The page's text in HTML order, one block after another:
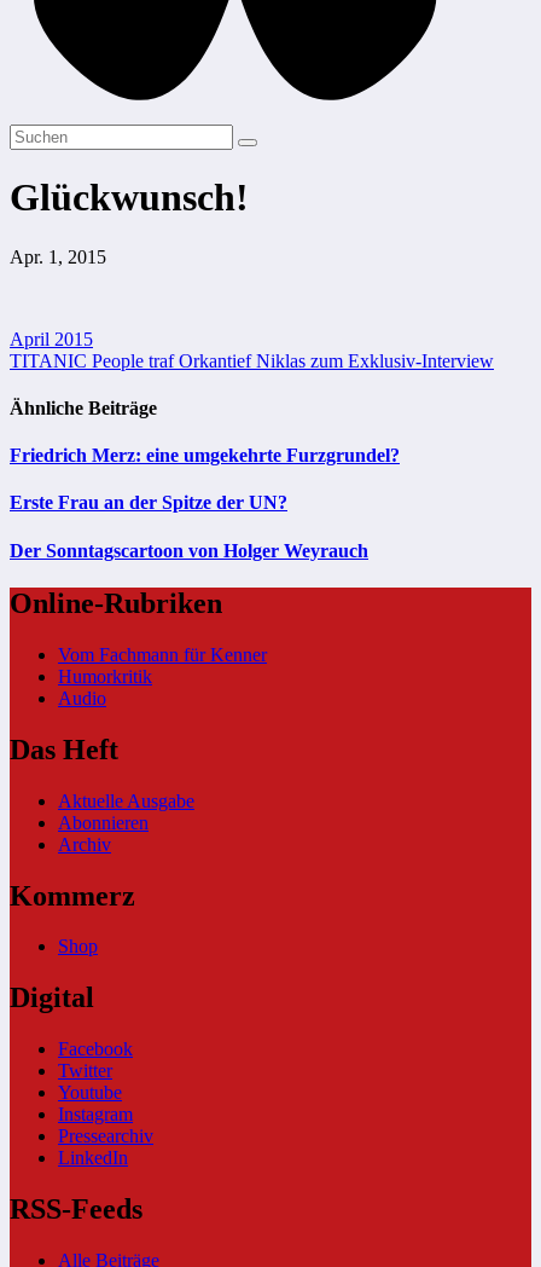
Glückwunsch!
Apr. 1, 2015
Beitragsnavigation
April 2015
TITANIC People traf Orkantief Niklas zum Exklusiv-Interview
Ähnliche Beiträge
Friedrich Merz: eine umgekehrte Furzgrundel?
Erste Frau an der Spitze der UN?
Der Sonntagscartoon von Holger Weyrauch
Online-Rubriken
Vom Fachmann für Kenner
Humorkritik
Audio
Das Heft
Aktuelle Ausgabe
Abonnieren
Archiv
Kommerz
Shop
Digital
Facebook
Twitter
Youtube
Instagram
Pressearchiv
LinkedIn
RSS-Feeds
Alle Beiträge